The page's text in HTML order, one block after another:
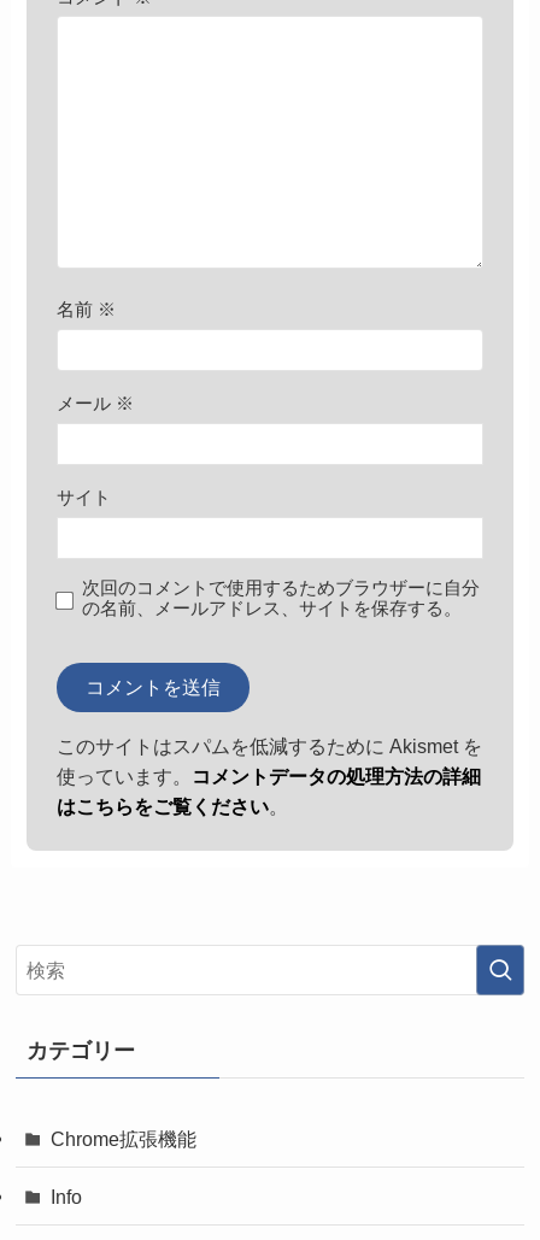
名前 ※
メール ※
サイト
次回のコメントで使用するためブラウザーに自分
の名前、メールアドレス、サイトを保存する。
このサイトはスパムを低減するために Akismet を
使っています。
コメントデータの処理方法の詳細
はこちらをご覧ください。
カテゴリー
Chrome拡張機能
Info